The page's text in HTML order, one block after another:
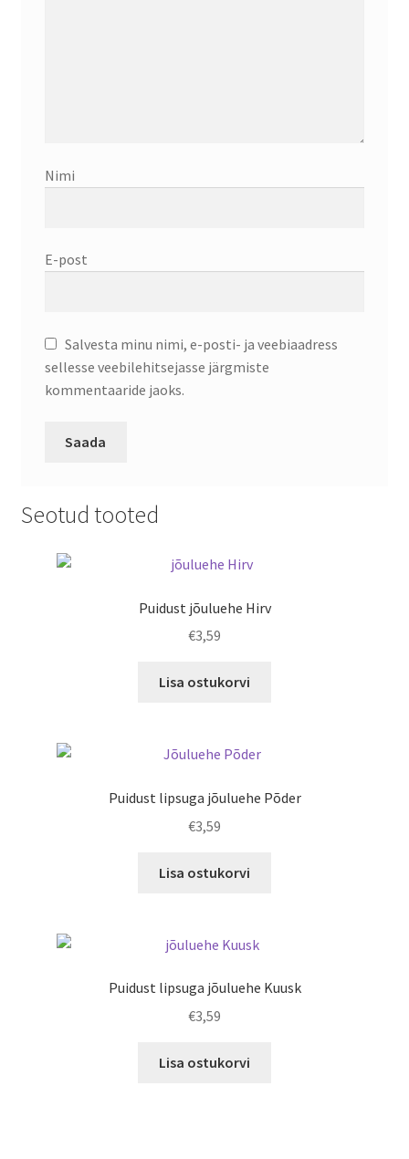
Nimi
E-post
Salvesta minu nimi, e-posti- ja veebiaadress
sellesse veebilehitsejasse järgmiste
kommentaaride jaoks.
Seotud tooted
Puidust jõuluehe Hirv
€3,59
Lisa ostukorvi
Puidust lipsuga jõuluehe Põder
€3,59
Lisa ostukorvi
Puidust lipsuga jõuluehe Kuusk
€3,59
Lisa ostukorvi